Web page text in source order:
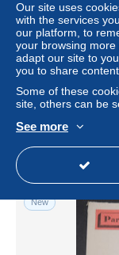
TUNISIE -
Status
New
Our site uses
with the services
our platform, to
your browsing
adapt our site to
you to share
Some of these
site, others can be
See more